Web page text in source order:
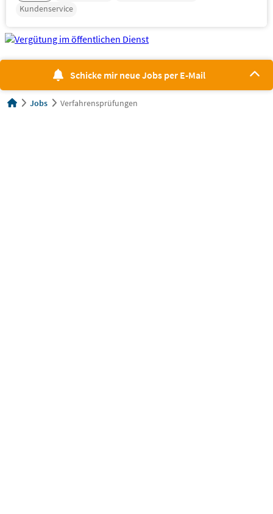
Kundenservice
Schicke mir neue Jobs per E-Mail
Jobs Verfahrensprüfungen